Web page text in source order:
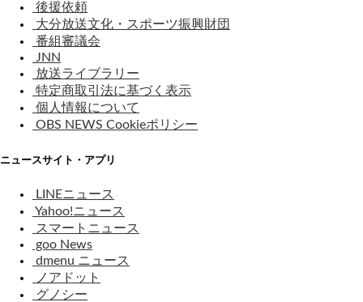
後援依頼
大分放送文化・スポーツ振興財団
番組審議会
JNN
放送ライブラリー
特定商取引法に基づく表示
個人情報について
OBS NEWS Cookieポリシー
ニュースサイト・アプリ
LINEニュース
Yahoo!ニュース
スマートニュース
goo News
dmenu ニュース
ノアドット
グノシー